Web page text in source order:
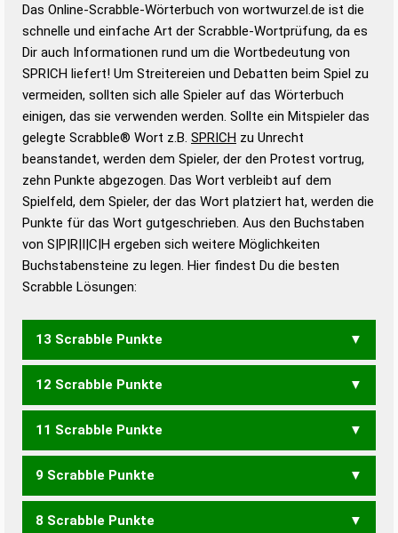
Wortwurzel liefert mit Hilfe eines semantischen
Wortanalyse-Algorithmus gute Anhaltspunkte zu
Wortbedeutung, Worttrennung und Wortform, um die
Gültigkeit eines Wortes für das Scrabble-Spiel zu
bestimmen!
zugelassene Turnier Scrabble-
Wörterbücher sind:
Duden – Standardwerk in 12 Bänden
Duden – Richtiges und gutes
Deutsch
Duden – Die deutsche Grammatik
Duden – Deutsches
Das Online-Scrabble-Wörterbuch von wortwurzel.de ist die
schnelle und einfache Art der Scrabble-Wortprüfung, da es
Dir auch Informationen rund um die Wortbedeutung von
SPRICH liefert! Um Streitereien und Debatten beim Spiel zu
vermeiden, sollten sich alle Spieler auf das Wörterbuch
einigen, das sie verwenden werden. Sollte ein Mitspieler das
gelegte Scrabble® Wort z.B. SPRICH zu Unrecht
beanstandet, werden dem Spieler, der den Protest vortrug,
zehn Punkte abgezogen. Das Wort verbleibt auf dem
Spielfeld, dem Spieler, der das Wort platziert hat, werden die
Punkte für das Wort gutgeschrieben. Aus den Buchstaben
von S|P|R|I|C|H ergeben sich weitere Möglichkeiten
Buchstabensteine zu legen. Hier findest Du die besten
Scrabble Lösungen:
13 Scrabble Punkte
PIRSCH
12 Scrabble Punkte
CHIPS
11 Scrabble Punkte
CHIP PICH SCRIP
9 Scrabble Punkte
PCS CHRIS
8 Scrabble Punkte